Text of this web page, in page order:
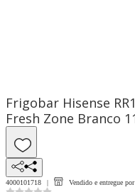
Frigobar Hisense
Fresh Zone Branco
4000101718 Vendido e entregue por